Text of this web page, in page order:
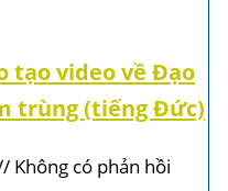
tạo video về Đạo
trùng (tiếng Đức)
Không có phản hồi